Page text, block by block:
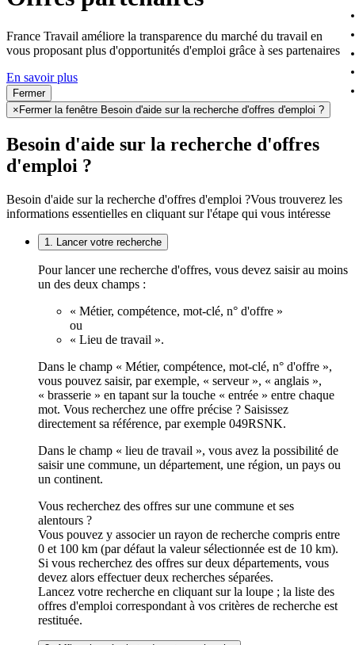
France Travail améliore la transparence du marché du travail en
vous proposant plus d'opportunités d'emploi grâce à ses partenaires
En savoir plus
Fermer
× Fermer la fenêtre Besoin d'aide sur la recherche d'offres d'emploi ?
Besoin d'aide sur la recherche d'offres
d'emploi ?
Besoin d'aide sur la recherche d'offres d'emploi ?Vous trouverez les
informations essentielles en cliquant sur l'étape qui vous intéresse
1. Lancer votre recherche
Pour lancer une recherche d'offres, vous devez saisir au moins
un des deux champs :
« Métier, compétence, mot-clé, n° d'offre »
ou
« Lieu de travail ».
Dans le champ « Métier, compétence, mot-clé, n° d'offre »,
vous pouvez saisir, par exemple, « serveur », « anglais »,
« brasserie » en tapant sur la touche « entrée » entre chaque
mot. Vous recherchez une offre précise ? Saisissez
directement sa référence, par exemple 049RSNK.
Dans le champ « lieu de travail », vous avez la possibilité de
saisir une commune, un département, une région, un pays ou
un continent.
Vous recherchez des offres sur une commune et ses
alentours ?
Vous pouvez y associer un rayon de recherche compris entre
0 et 100 km (par défaut la valeur sélectionnée est de 10 km).
Si vous recherchez des offres sur deux départements, vous
devez alors effectuer deux recherches séparées.
Lancez votre recherche en cliquant sur la loupe ; la liste des
offres d'emploi correspondant à vos critères de recherche est
restituée.